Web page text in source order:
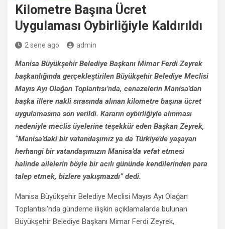
Kilometre Başına Ücret
Uygulaması Oybirliğiyle Kaldırıldı
2 sene ago admin
Manisa Büyükşehir Belediye Başkanı Mimar Ferdi Zeyrek
başkanlığında gerçekleştirilen Büyükşehir Belediye Meclisi
Mayıs Ayı Olağan Toplantısı’nda, cenazelerin Manisa’dan
başka illere nakli sırasında alınan kilometre başına ücret
uygulamasına son verildi. Kararın oybirliğiyle alınması
nedeniyle meclis üyelerine teşekkür eden Başkan Zeyrek,
“Manisa’daki bir vatandaşımız ya da Türkiye’de yaşayan
herhangi bir vatandaşımızın Manisa’da vefat etmesi
halinde ailelerin böyle bir acılı gününde kendilerinden para
talep etmek, bizlere yakışmazdı” dedi.
Manisa Büyükşehir Belediye Meclisi Mayıs Ayı Olağan
Toplantısı’nda gündeme ilişkin açıklamalarda bulunan
Büyükşehir Belediye Başkanı Mimar Ferdi Zeyrek,